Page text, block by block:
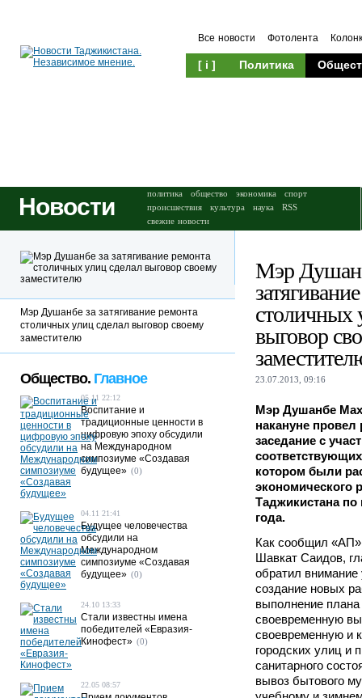
Все новости Фотолента
[ i ] Политика
Новости политика общество экономика
спорт
происшествия
культура наука
RSS
свежие новости
Мэр
столичных
выговор
23.07.2013, 09:16
Мэр Душанбе
накануне
заседание с
котором были
экономического
Таджикистана по
года.
Как сообщил «АП»
Шавкат Саидов,
обратил внимание
создание новых
выполнение
своевременную
своевременную и
городских улиц и
санитарного
вывоз бытового
Мэр Душанбе за затягивание ремонта
столичных улиц сделал выговор своему
заместителю
Общество. Главное
05.11 22:12
Воспитание и
традиционные ценности в
цифровую эпоху обсудили
на Международном
симпозиуме «Создавая
будущее» (0)
04.11 21:41
Будущее человечества
обсудили на
Международном
симпозиуме «Создавая
будущее» (0)
24.10 13:33
Стали известны имена
победителей «Евразия-
Кинофест» (0)
22.05 08:57